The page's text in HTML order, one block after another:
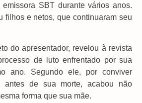
SBT durante vários anos.
filhos e netos, que continuaram seu
do apresentador, revelou à revista
de luto enfrentado por sua
ano. Segundo ele, por conviver
antes de sua morte, acabou não
forma que sua mãe.